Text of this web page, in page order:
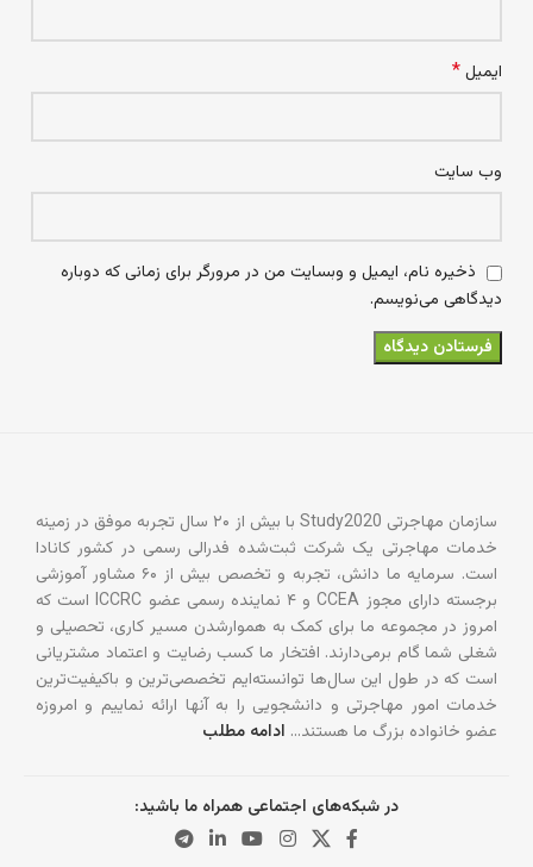
ایمیل*
وب‌ سایت
ذخیره نام، ایمیل و وبسایت من در مرورگر برای زمانی که دوباره
دیدگاهی می‌نویسم.
سازمان مهاجرتی Study2020 با بیش از ۲۰ سال تجربه موفق در زمینه
خدمات مهاجرتی یک شرکت ثبت‌شده فدرالی رسمی در کشور کانادا
است. سرمایه ما دانش، تجربه و تخصص بیش از ۶۰ مشاور آموزشی
برجسته دارای مجوز CCEA و ۴ نماینده رسمی عضو ICCRC است که
امروز در مجموعه ما برای کمک به هموارشدن مسیر کاری، تحصیلی و
شغلی شما گام برمی‌دارند. افتخار ما کسب رضایت و اعتماد مشتریانی
است که در طول این سال‌ها توانسته‌ایم تخصصی‌ترین و باکیفیت‌ترین
خدمات امور مهاجرتی و دانشجویی را به آنها ارائه نماییم و امروزه
عضو خانواده بزرگ ما هستند… ادامه مطلب
در شبکه‌های اجتماعی همراه ما باشید: